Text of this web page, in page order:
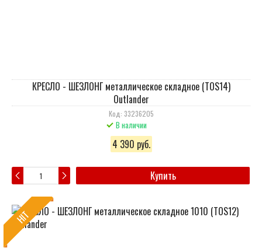
КРЕСЛО - ШЕЗЛОНГ металлическое складное (TOS14)
Outlander
Код: 33236205
В наличии
4 390 руб.
Купить
HIT